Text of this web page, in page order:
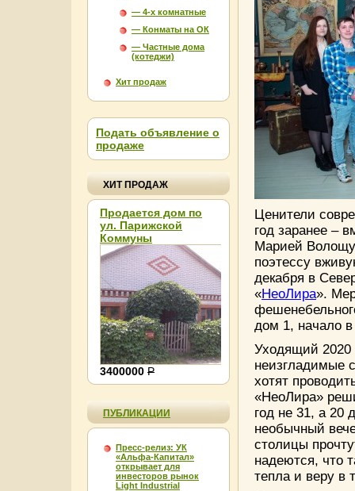
Агентство недвижимости в Пензе. ООО
О нас Новые товары
— 4-х комнатные
— Конматы на ОК
— Частные дома
(котеджи)
Хит продаж
Подать объявление о
продаже
ХИТ ПРОДАЖ
Продается дом по
ул. Парижской
Коммуны
3400000 Р
ПУБЛИКАЦИИ
Пресс-релиз: УК
«Альфа-Капитал»
открывает для
инвесторов рынок
Light Industrial
Ценители
год заранее –
Марией
поэтессу
декабря в
«НеоЛира».
дом 1, начало
Уходящий 2020
неизгладимые
хотят
«НеоЛира»
год не 31, а 20
необычный
столицы
надеются, что
тепла и веру в